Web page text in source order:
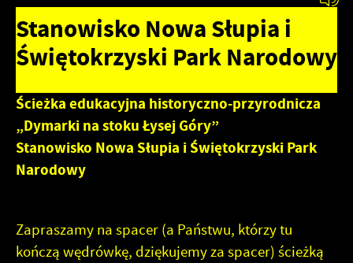
Stanowisko Nowa Słupia i
Świętokrzyski Park Narodowy
Ścieżka edukacyjna historyczno-przyrodnicza
„Dymarki na stoku Łysej Góry”
Stanowisko Nowa Słupia i Świętokrzyski Park
Narodowy
Zapraszamy na spacer (a Państwu, którzy tu
kończą wędrówkę, dziękujemy za spacer) ścieżką
formularzy. Dzięki plikom cookies strona, z której
korzystasz, może działać bez zakłóceń.
POLITYKĄ PRYWATNOŚCI I PLIKÓW COOKIES
Funkcjonalne i personalizacyjne
Tego typu pliki cookies umożliwiają stronie internetowej
zapamiętanie wprowadzonych przez Ciebie ustawień oraz
prezentowanych treści.
Dzięki tym plikom cookies możemy zapewnić Ci większy
komfort korzystania z funkcjonalności naszej strony
poprzez dopasowanie jej do Twoich indywidualnych
większej ilości funkcji na stronie.
Więcej
Analityczne pliki cookies pomagają nam rozwijać się i
dostosowywać do Twoich potrzeb.